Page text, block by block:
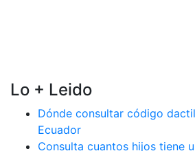
Lo + Leido
Dónde consultar código
Ecuador
Consulta cuantos hijos tiene